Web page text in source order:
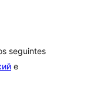
seguintes
e